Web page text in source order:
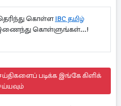
கொள்ளIBC தமிழ்
கொள்ளுங்கள்...!
படிக்க இங்கே கிளிக்